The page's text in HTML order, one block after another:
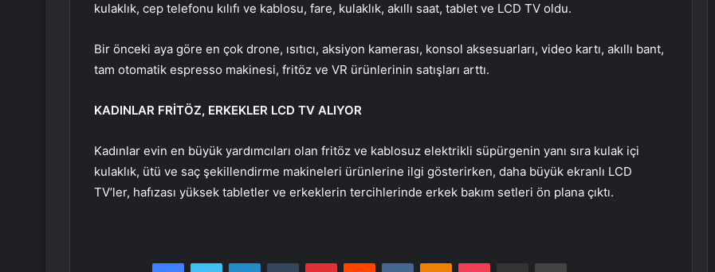
kulaklık, cep telefonu kılıfı ve kablosu, fare, kulaklık, akıllı saat, tablet ve LCD TV oldu.
Bir önceki aya göre en çok drone, ısıtıcı, aksiyon kamerası, konsol aksesuarları, video kartı, akıllı bant,
tam otomatik espresso makinesi, fritöz ve VR ürünlerinin satışları arttı.
KADINLAR FRİTÖZ, ERKEKLER LCD TV ALIYOR
Kadınlar evin en büyük yardımcıları olan fritöz ve kablosuz elektrikli süpürgenin yanı sıra kulak içi
kulaklık, ütü ve saç şekillendirme makineleri ürünlerine ilgi gösterirken, daha büyük ekranlı LCD
TV’ler, hafızası yüksek tabletler ve erkeklerin tercihlerinde erkek bakım setleri ön plana çıktı.
FacebookTwitter LinkedInTumblr PinterestReddit VKontakteOdnoklassniki
Pocket E-Posta ile paylaş Yazdır